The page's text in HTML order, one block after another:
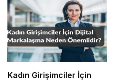
Kadın Girişimciler İçin